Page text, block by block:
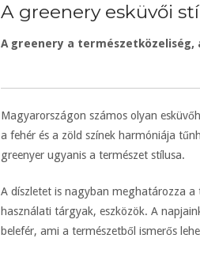
A greenery esküvői
A greenery a természetközeliség,
Magyarországon számos olyan
a fehér és a zöld színek harmóniája
greenyer ugyanis a természet stílusa.
A díszletet is nagyban meghatározza
használati tárgyak, eszközök. A
belefér, ami a természetből ismerős